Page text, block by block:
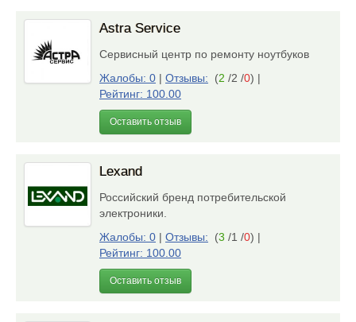
Astra Service
Сервисный центр по ремонту ноутбуков
Жалобы: 0 | Отзывы: (2 /2 /0) |
Рейтинг: 100.00
Оставить отзыв
Lexand
Российский бренд потребительской
электроники.
Жалобы: 0 | Отзывы: (3 /1 /0) |
Рейтинг: 100.00
Оставить отзыв